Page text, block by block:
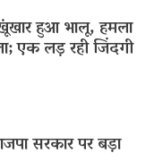
हुआ भालू, हमला
एक लड़ रही जिंदगी
सरकार पर बड़ा